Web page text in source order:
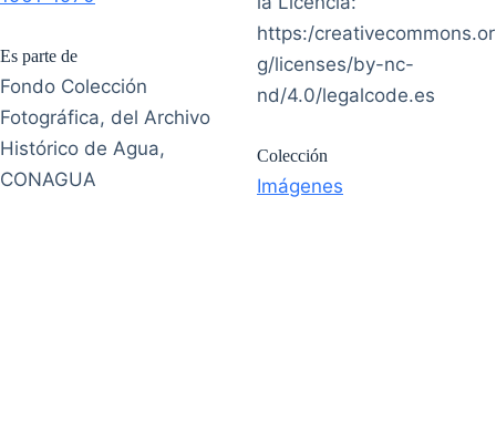
Es parte de
Fondo Colección
Fotográfica, del Archivo
Histórico de Agua,
CONAGUA
https:/creativecommons.or
g/licenses/by-nc-
nd/4.0/legalcode.es
Colección
Imágenes